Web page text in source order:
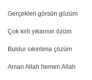
Gerçekleri görsün gözüm
Çok kirli yıkansın özüm
Buldur sıkıntıma çözüm
Aman Allah hemen Allah